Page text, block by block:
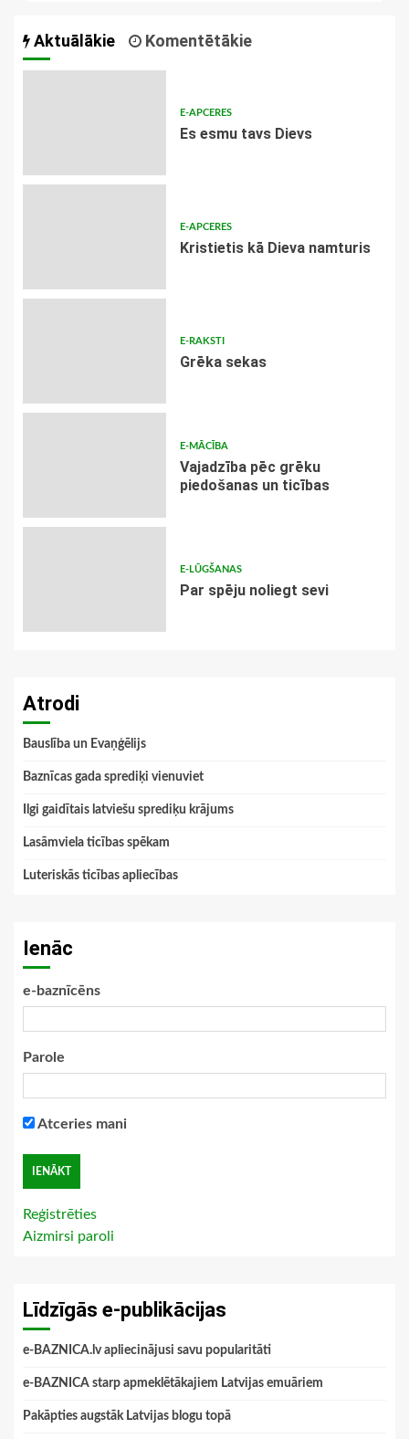
Aktuālākie Komentētākie
E-APCERES
Es esmu tavs Dievs
E-APCERES
Kristietis kā Dieva namturis
E-RAKSTI
Grēka sekas
E-MĀCĪBA
Vajadzība pēc grēku
piedošanas un ticības
E-LŪGŠANAS
Par spēju noliegt sevi
Atrodi
Bauslība un Evaņģēlijs
Baznīcas gada sprediķi vienuviet
Ilgi gaidītais latviešu sprediķu krājums
Lasāmviela ticības spēkam
Luteriskās ticības apliecības
Ienāc
e-baznīcēns
Parole
Atceries mani
Reģistrēties
Aizmirsi paroli
Līdzīgās e-publikācijas
e-BAZNICA.lv apliecinājusi savu popularitāti
e-BAZNICA starp apmeklētākajiem Latvijas emuāriem
Pakāpties augstāk Latvijas blogu topā